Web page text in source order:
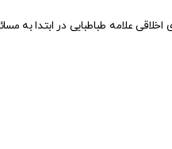
علامه طباطبایی در ابتدا به